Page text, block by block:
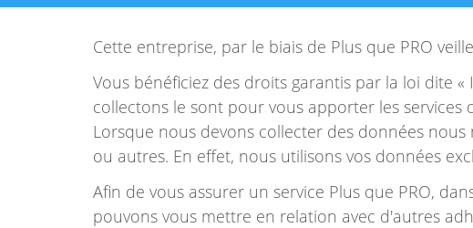
Cette entreprise, par le biais de Plus que PRO
Vous bénéficiez des droits garantis par la loi dite
collectons le sont pour vous apporter les services
Lorsque nous devons collecter des données
ou autres. En effet, nous utilisons vos données
Afin de vous assurer un service Plus que PRO,
pouvons vous mettre en relation avec d'autres